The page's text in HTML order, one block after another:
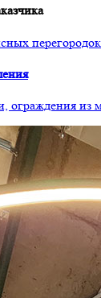
перегородок
ограждения